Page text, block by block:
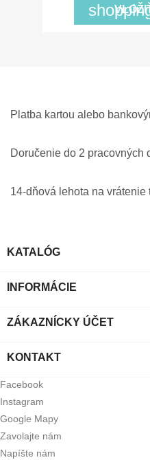
Platba kartou alebo
Doručenie do 2 pracovných
14-dňová lehota na vrátenie
KATALÓG
INFORMÁCIE
ZÁKAZNÍCKY ÚČET
KONTAKT
Facebook
Instagram
Google Mapy
Zavolajte nám
Napíšte nám